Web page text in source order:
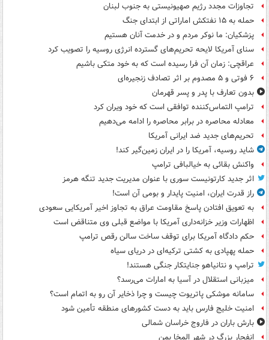
تجاوزات مجدد رژیم صهیونیستی به جنوب لبنان
حمله به ۱۵ نفتکش‌ اماراتی از ابتدای جنگ
پزشکیان: ما نوکر مردم و در خدمت آنان هستیم
سنای آمریکا لایحه تحریم‌های گسترده انرژی روسیه را تصویب کرد
عراقچی: زمان آن فرا رسیده است که به خود متکی باشیم
۶ فوتی و ۵ مصدوم بر اثر تصادف زنجیره‌ای
بدون تعارف با پدر و پسر قهرمان
ترامپ التماس‌کننده توافقی است که خود ویران کرد
معادله محاصره در برابر محاصره را ادامه می‌دهیم
تحریم‌های جدید ضد ایرانی آمریکا
شاید روسیه، آمریکا را در ایران زمین‌گیر کند!
واکنش بقائی به خیالبافی ترامپ
اثر جدید کارتونیست سوری با عنوان مدیریت جدید تنگه هرمز
راز قدرت ایران، امنیت پایدار و بومی آن است!
به تعویق افتادن پاسخ مقاومت عراق به تجاوز اخیر آمریکایی سعودی
اظهارات وزیر خزانه‌داری آمریکا با مواضع قبلی وی متناقض است
حکم دادگاه آمریکا برای توقف ساخت سالن رقص ترامپ
حمله پهپادی به کشتی ترکیه‌ای در دریای سیاه
ترامپ و نتانیاهو جنایتکار جنگی هستند!
میزبانی استقلال در آسیا به امارات می‌رسد؟
سامانه موشکی پاتریوت چیست و چرا ذخایر آن رو به اتمام است؟
امنیت خلیج فارس باید به دست کشورهای منطقه تأمین شود
بارش باران در فاروج خراسان شمالی
انفجار بزرگ در شهر المخا یمن